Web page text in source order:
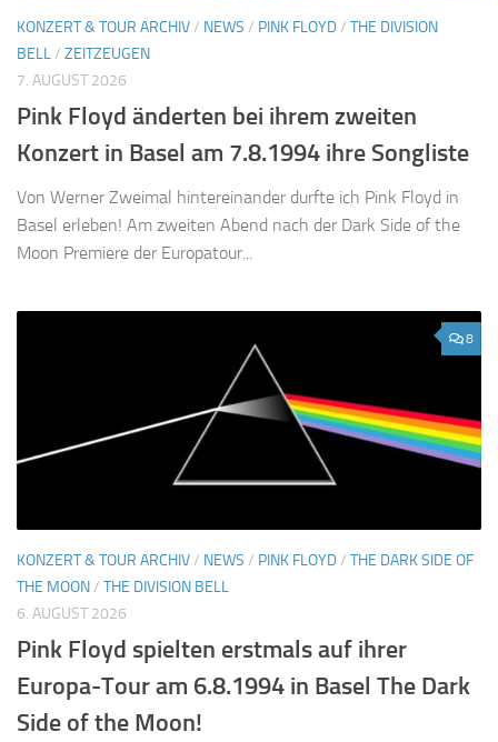
KONZERT & TOUR ARCHIV/ NEWS / PINK FLOYD/ THE DIVISION
BELL/ ZEITZEUGEN
7. AUGUST 2026
Pink Floyd änderten bei ihrem zweiten
Konzert in Basel am 7.8.1994 ihre Songliste
Von Werner Zweimal hintereinander durfte ich Pink Floyd in
Basel erleben! Am zweiten Abend nach der Dark Side of the
Moon Premiere der Europatour...
8
KONZERT & TOUR ARCHIV/ NEWS / PINK FLOYD/ THE DARK SIDE OF
THE MOON/ THE DIVISION BELL
6. AUGUST 2026
Pink Floyd spielten erstmals auf ihrer
Europa-Tour am 6.8.1994 in Basel The Dark
Side of the Moon!